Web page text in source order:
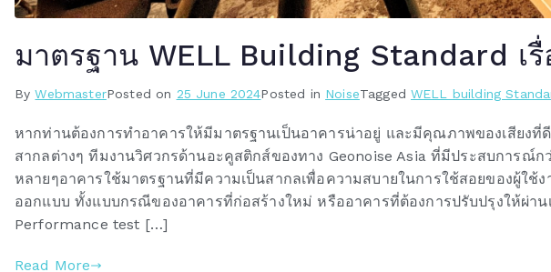
มาตรฐาน WELL Building Standard เรื่
ByWebmasterPosted on 25 June 2024Posted in NoiseTaggedWELL building
หากท่านต้องการทำอาคารให้มีมาตรฐานเป็นอาคารน่าอยู่ และมีคุณภาพของเสียงที่
สากลต่างๆ ทีมงานวิศวกรด้านอะคูสติกส์ของทาง Geonoise Asia ที่มีประสบการณ์
หลายๆอาคารใช้มาตรฐานที่มีความเป็นสากลเพื่อความสบายในการใช้สอยของผู้ใช้
ออกแบบ ทั้งแบบกรณีของอาคารที่ก่อสร้างใหม่ หรืออาคารที่ต้องการปรับปรุงให้ผ่า
Performance test […]
Read More